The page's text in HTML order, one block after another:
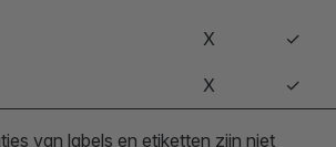
X
✓
X ✓
van labels en etiketten zijn niet